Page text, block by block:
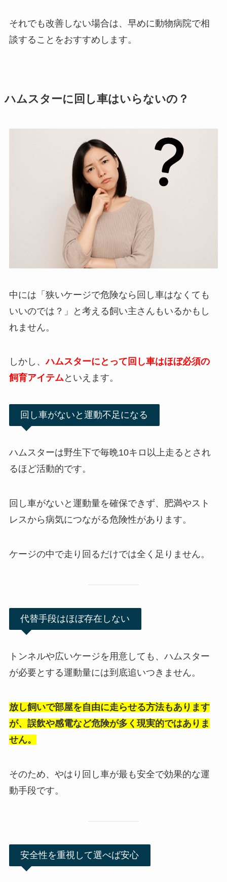
それでも改善しない場合は、早めに動物病院で相
談することをおすすめします。
ハムスターに回し車はいらないの？
中には「狭いケージで危険なら回し車はなくても
いいのでは？」と考える飼い主さんもいるかもし
れません。
しかし、ハムスターにとって回し車はほぼ必須の
飼育アイテムといえます。
回し車がないと運動不足になる
ハムスターは野生下で毎晩10キロ以上走るとされ
るほど活動的です。
回し車がないと運動量を確保できず、肥満やスト
レスから病気につながる危険性があります。
ケージの中で走り回るだけでは全く足りません。
代替手段はほぼ存在しない
トンネルや広いケージを用意しても、ハムスター
が必要とする運動量には到底追いつきません。
放し飼いで部屋を自由に走らせる方法もあります
が、誤飲や感電など危険が多く現実的ではありま
せん。
そのため、やはり回し車が最も安全で効果的な運
動手段です。
安全性を重視して選べば安心